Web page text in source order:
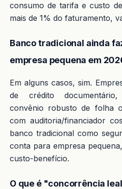
consumo de tarifa e custo
mais de 1% do faturamento,
Banco tradicional ainda
empresa pequena em
Em alguns casos, sim.
de crédito
convênio robusto de folha
com auditoria/financiador
banco tradicional como
conta para empresa
custo-benefício.
O que é "concorrência